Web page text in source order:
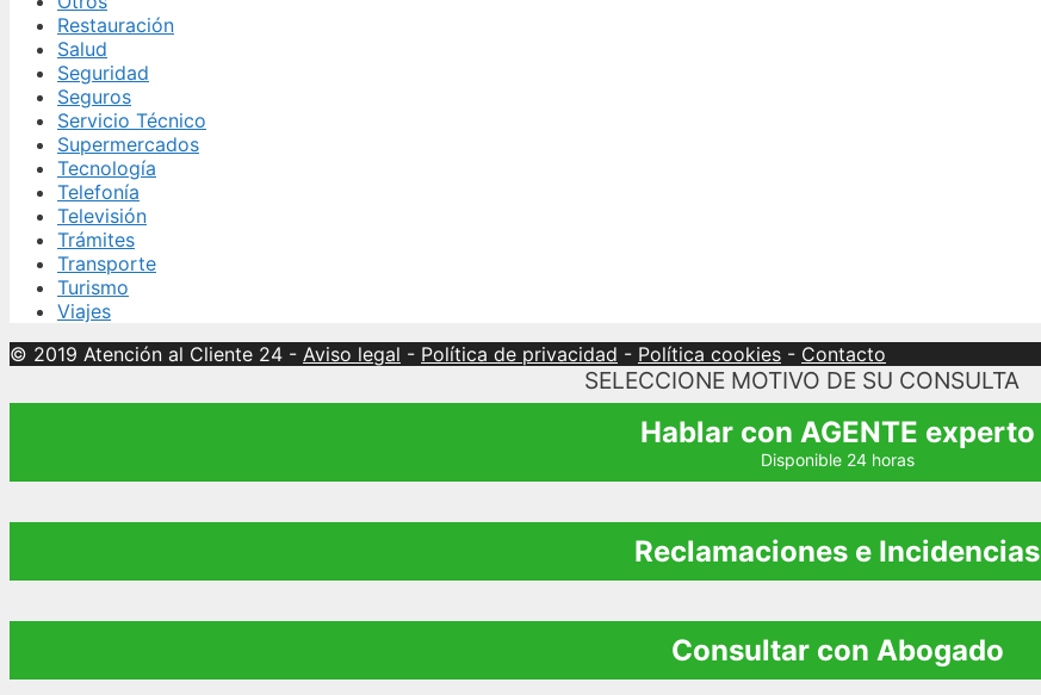
Restauración
Salud
Seguridad
Seguros
Servicio Técnico
Supermercados
Tecnología
Telefonía
Televisión
Trámites
Transporte
Turismo
Viajes
© 2019 Atención al Cliente 24 - Aviso legal - Política de privacidad - Política cookies - Contacto
SELECCIONE MOTIVO DE SU CONSULTA
Hablar con AGENTE experto
Disponible 24 horas
Reclamaciones e Incidencias
Consultar con Abogado